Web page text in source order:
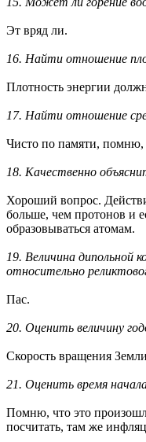
Эт вряд ли.
16. Найти отношение
Плотность энергии
17. Найти отношение
Чисто по памяти, помню,
18. Качественно
Хороший вопрос.
больше, чем протонов и
образовываться атомам.
19. Величина дипольной
относительно
Пас.
20. Оценить величину
Скорость вращения
21. Оценить время
Помню, что это
посчитать, там же